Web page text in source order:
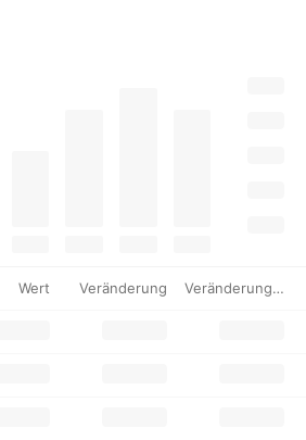
Wert Veränderung Veränderung %